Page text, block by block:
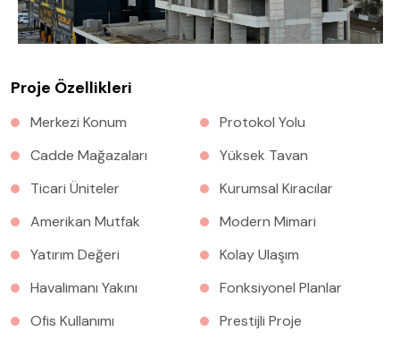
Proje Özellikleri
Merkezi Konum
Protokol Yolu
Cadde Mağazaları
Yüksek Tavan
Ticari Üniteler
Kurumsal Kiracılar
Amerikan Mutfak
Modern Mimari
Yatırım Değeri
Kolay Ulaşım
Havalimanı Yakını
Fonksiyonel Planlar
Ofis Kullanımı
Prestijli Proje